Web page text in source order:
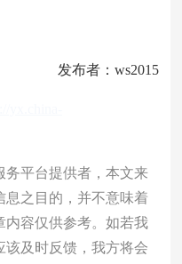
发布者：ws2015
平台提供者，本文来
息之目的，并不意味着
内容仅供参考。如若我
该及时反馈，我方将会